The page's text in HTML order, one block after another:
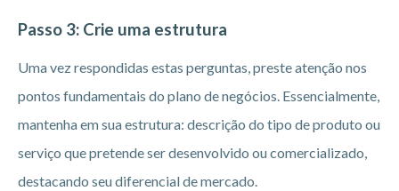
Passo 3: Crie uma estrutura
Uma vez respondidas estas perguntas, preste atenção nos
pontos fundamentais do plano de negócios. Essencialmente,
mantenha em sua estrutura: descrição do tipo de produto ou
serviço que pretende ser desenvolvido ou comercializado,
destacando seu diferencial de mercado.